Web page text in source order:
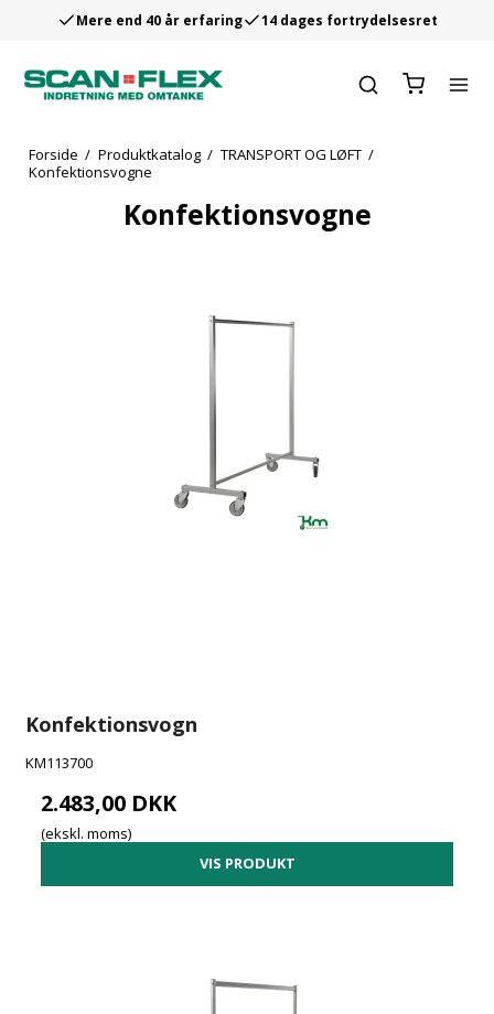
Mere end 40 år erfaring 14 dages fortrydelsesret
Forside / Produktkatalog / TRANSPORT OG LØFT /
Konfektionsvogne
Konfektionsvogne
Konfektionsvogn
KM113700
2.483,00 DKK
(ekskl. moms)
VIS PRODUKT